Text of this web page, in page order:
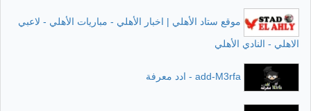
موقع ستاد الأهلي | اخبار الأهلي - مباريات الأهلي - لاعبي
الاهلي - النادي الأهلي
add-M3rfa - ادد معرفة